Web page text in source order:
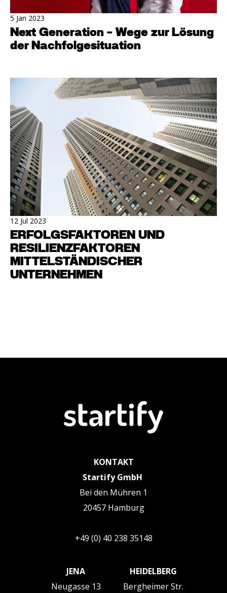
5 Jan 2023
Next Generation - Wege zur Lösung
der Nachfolgesituation
12 Jul 2023
ERFOLGSFAKTOREN UND
RESILIENZFAKTOREN
MITTELSTÄNDISCHER
UNTERNEHMEN
KONTAKT
Startify GmbH
Bei den Mühren 1
20457 Hamburg
+49 (0) 40 238 35148
JENA
Neugasse 13
HEIDELBERG
Bergheimer Str.